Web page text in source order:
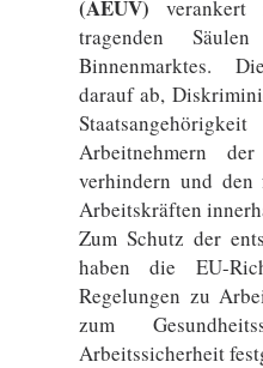
(AEUV)
tragenden
Binnenmarktes.
darauf ab,
Arbeitnehmern
verhindern und den
Arbeitskräften
Zum Schutz der
haben die EU-
Regelungen zu
zum
Arbeitssicherheit